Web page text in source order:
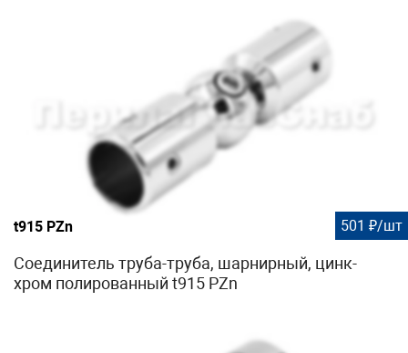
t915 PZn 501 ₽/шт
Соединитель труба-труба, шарнирный, цинк-
хром полированный t915 PZn